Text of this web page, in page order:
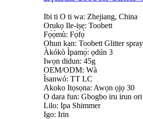
Ibi ti O ti wa: Zhejiang, China
Orukọ Ile-iṣẹ: Toobett
Fọ́ọ̀mù: Fọ́fọ́
Ohun kan: Toobett Glitter
Àkókò Ìpamọ́: ọdún 3
Iwọn didun: 45g
OEM/ODM: Wà
Ìsanwó: TT LC
Akoko Itọsọna: Awọn ọjọ 30
O dara fun: Gbogbo iru irun ori
Lilo: Ipa Shimmer
Igo: Irin